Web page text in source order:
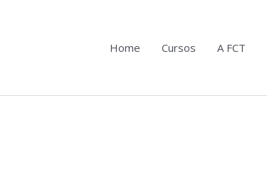
Home Cursos A FCT